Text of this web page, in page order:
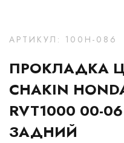
АРТИКУЛ: 100H-086
ПРОКЛАДКА
CHAKIN
RVT1000 00-
ЗАДНИЙ